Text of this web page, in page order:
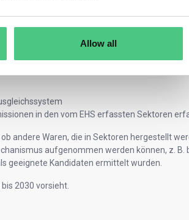
Allow all
in den vom EHS erfassten Sektoren
andere Waren, die in Sektoren hergestellt
aufgenommen werden können, z. B.
geeignete Kandidaten ermittelt wurden.
2030 vorsieht.